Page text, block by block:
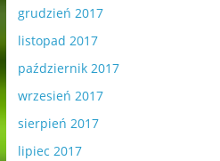
grudzień 2017
listopad 2017
październik 2017
wrzesień 2017
sierpień 2017
lipiec 2017